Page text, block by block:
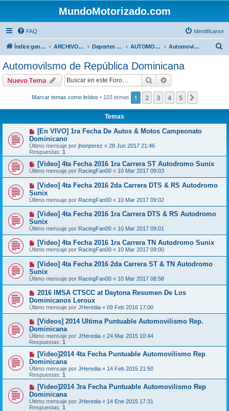
MundoMotorizado.com
FAQ Identificarse
Índice general ARCHIVO HASTA 2018 Deportes Internacionales AUTOMOVILISMO DE CENTROAMERICA Automovilsmo de República Dominicana
Automovilsmo de República Dominicana
Nuevo Tema Buscar
Marcar temas como leídos • 103 temas 1 2 3 4 5
Temas
[En VIVO] 1ra Fecha De Autos & Motos Campeonato
Dominicano
Último mensaje por jhonperez « 28 Jun 2017 21:46
Respuestas: 1
[Video] 4ta Fecha 2016 1ra Carrera ST Autodromo Sunix
Último mensaje por RacingFan00 « 10 Mar 2017 09:03
[Video] 4ta Fecha 2016 2da Carrera DTS & RS Autodromo
Sunix
Último mensaje por RacingFan00 « 10 Mar 2017 09:02
[Video] 4ta Fecha 2016 1ra Carrera DTS & RS Autodromo
Sunix
Último mensaje por RacingFan00 « 10 Mar 2017 09:01
[Video] 4ta Fecha 2016 1ra Carrera TN Autodromo Sunix
Último mensaje por RacingFan00 « 10 Mar 2017 09:00
[Video] 4ta Fecha 2016 2da Carrera ST & TN Autodromo
Sunix
Último mensaje por RacingFan00 « 10 Mar 2017 08:58
2016 IMSA CTSCC at Daytona Resumen De Los
Dominicanos Leroux
Último mensaje por JHeredia « 09 Feb 2016 17:00
[Videos] 2014 Ultima Puntuable Automovilismo Rep.
Dominicana
Último mensaje por JHeredia « 24 Mar 2015 10:44
Respuestas: 1
[Video]2014 4ta Fecha Puntuable Automovilismo Rep
Dominicana
Último mensaje por JHeredia « 14 Feb 2015 21:50
Respuestas: 1
[Video]2014 3ra Fecha Puntuable Automovilismo Rep
Dominicana
Último mensaje por JHeredia « 14 Ene 2015 17:31
Respuestas: 1